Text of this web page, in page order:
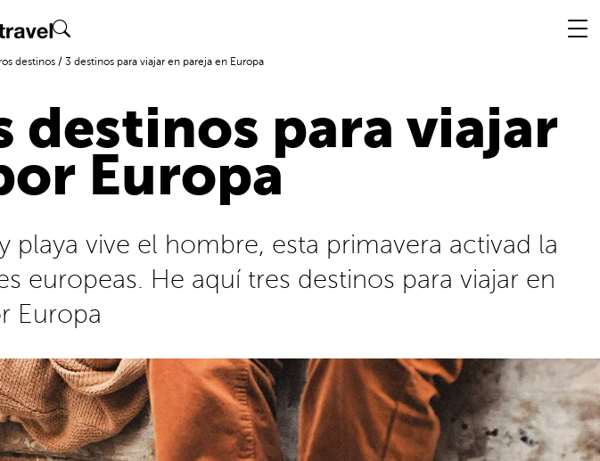
destinos / 3 destinos para viajar en pareja en Europa
destinos para viajar
Europa
vive el hombre, esta primavera activad la
europeas. He aquí tres destinos para viajar en
Europa